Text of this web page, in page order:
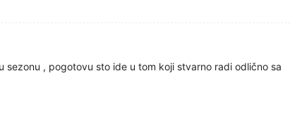
, pogotovu sto ide u tom koji stvarno radi odlično sa